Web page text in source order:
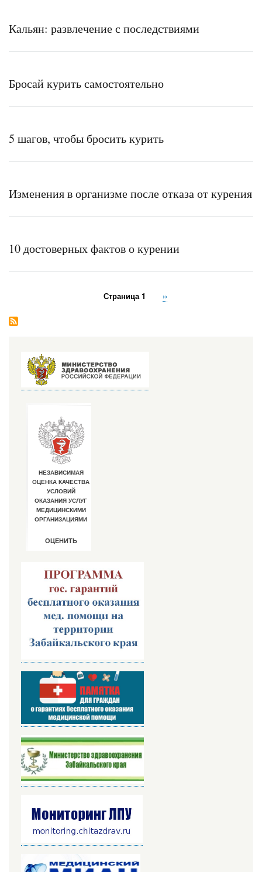
Кальян: развлечение с последствиями
Бросай курить самостоятельно
5 шагов, чтобы бросить курить
Изменения в организме после отказа от курения
10 достоверных фактов о курении
страниц
Страница 1
Следующая
››